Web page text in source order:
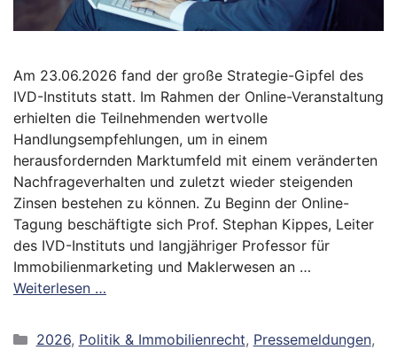
Am 23.06.2026 fand der große Strategie-Gipfel des
IVD-Instituts statt. Im Rahmen der Online-Veranstaltung
erhielten die Teilnehmenden wertvolle
Handlungsempfehlungen, um in einem
herausfordernden Marktumfeld mit einem veränderten
Nachfrageverhalten und zuletzt wieder steigenden
Zinsen bestehen zu können. Zu Beginn der Online-
Tagung beschäftigte sich Prof. Stephan Kippes, Leiter
des IVD-Instituts und langjähriger Professor für
Immobilienmarketing und Maklerwesen an …
Weiterlesen …
Kategorien
2026, Politik & Immobilienrecht, Pressemeldungen,